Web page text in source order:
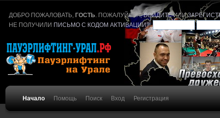
ДОБРО ПОЖАЛОВАТЬ,ГОСТЬ . ПОЖАЛУЙСТА,ВОЙДИТЕИЛИ
НЕ ПОЛУЧИЛИ ПИСЬМО С КОДОМ АКТИВАЦИИ?
Начало Помощь Поиск Вход Регистрация